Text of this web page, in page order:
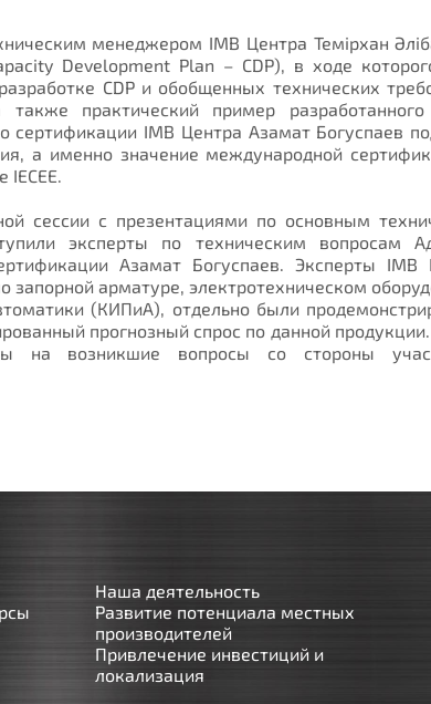
менеджером IMB Центра Темірхан
Development Plan – CDP), в ходе
CDP и обобщенных технических
практический пример
сертификации IMB Центра Азамат Богуспаев
а именно значение международной
сессии с презентациями по основным
эксперты по техническим вопросам
Азамат Богуспаев. Эксперты IMB
запорной арматуре, электротехническом
(КИПиА), отдельно были
прогнозный спрос по данной
на возникшие вопросы со стороны
Наша деятельность
Развитие потенциала местных
производителей
Привлечение инвестиций и
локализация